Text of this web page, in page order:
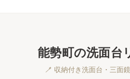
能勢町の洗面台
🪥 収納付き洗面台・三面